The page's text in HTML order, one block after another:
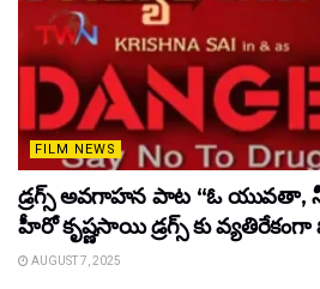
FILM NEWS
డ్రగ్స్ అవగాహన పాట “ఓ యువతా, నీ
హీరో కృష్ణసాయి డ్రగ్స్ కు
AUGUST 7, 2025